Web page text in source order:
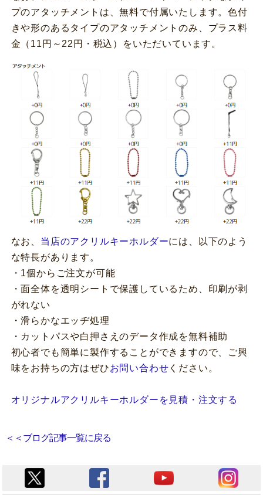
プのアタッチメントは、無料で付属いたします。色付
きや形のあるタイプのアタッチメントのみ、プラス料
金（11円～22円・税込）をいただいています。
なお、 当店のアクリルキーホルダーには、以下のよう
な特長があります。
・1個からご注文が可能
・面全体を透明シートで保護しているため、印刷が剥
がれない
・滑らかなエッヂ処理
・カットパスや白押さえのデータ作成を無料補助
初心者でも簡単に製作することができますので、ご興
味をお持ちの方はぜひお問い合わせ ください。
オリジナルアクリルキーホルダーを見積・注文する
＜＜ブログ記事一覧に戻る